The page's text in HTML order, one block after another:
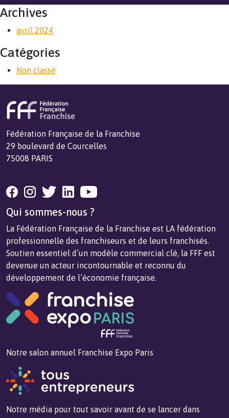
Archives
avril 2024
Catégories
Non classé
Fédération Française de la Franchise
29 boulevard de Courcelles
75008 PARIS
Qui sommes-nous ?
La Fédération Française de la Franchise est LA fédération
professionnelle des franchiseurs et de leurs franchisés.
Soutien essentiel d’un modèle commercial clé, la FFF est
devenue un acteur incontournable et reconnu du
développement de l’économie française.
Notre salon annuel Franchise Expo Paris
Notre média pour tout savoir avant de se lancer dans